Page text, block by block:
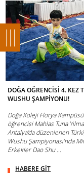
DOĞA ÖĞRENCİSİ 4. KEZ
WUSHU ŞAMPİYONU!
Doğa Koleji Florya Kampüsü
öğrencisi Mahlas Tuna
Antalya’da düzenlenen
Wushu Şampiyonası’nda
Erkekler Dao Shu ...
HABERE GİT